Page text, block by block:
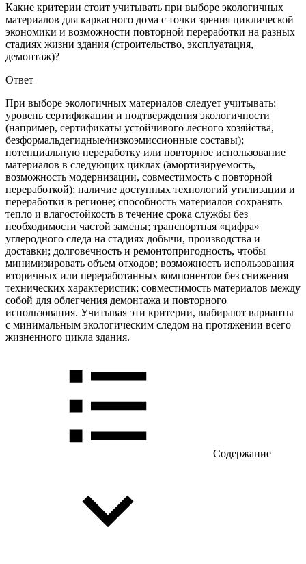
Какие критерии стоит учитывать при выборе экологичных
материалов для каркасного дома с точки зрения циклической
экономики и возможности повторной переработки на разных
стадиях жизни здания (строительство, эксплуатация,
демонтаж)?
Ответ
При выборе экологичных материалов следует учитывать:
уровень сертификации и подтверждения экологичности
(например, сертификаты устойчивого лесного хозяйства,
безформальдегидные/низкоэмиссионные составы);
потенциальную переработку или повторное использование
материалов в следующих циклах (амортизируемость,
возможность модернизации, совместимость с повторной
переработкой); наличие доступных технологий утилизации и
переработки в регионе; способность материалов сохранять
тепло и влагостойкость в течение срока службы без
необходимости частой замены; транспортная «цифра»
углеродного следа на стадиях добычи, производства и
доставки; долговечность и ремонтопригодность, чтобы
минимизировать объем отходов; возможность использования
вторичных или переработанных компонентов без снижения
технических характеристик; совместимость материалов между
собой для облегчения демонтажа и повторного
использования. Учитывая эти критерии, выбирают варианты
с минимальным экологическим следом на протяжении всего
жизненного цикла здания.
Содержание